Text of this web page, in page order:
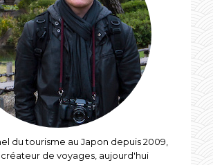
du tourisme au Japon depuis 2009,
de voyages, aujourd'hui